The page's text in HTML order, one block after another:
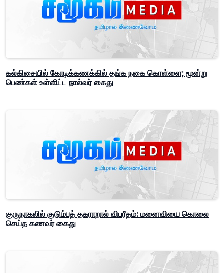
கல்கிசையில் கோடிக்கணக்கில் தங்க நகை கொள்ளை; மூன்று
பெண்கள் உள்ளிட்ட நால்வர் கைது
குருநாகலில் குடும்பத் தகராறால் விபரீதம்: மனைவியை கொலை
செய்த கணவர் கைது